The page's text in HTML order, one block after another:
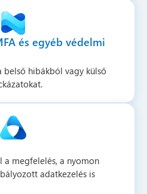
és egyéb védelmi
belső hibákból vagy külső
a megfelelés, a nyomon
adatkezelés is